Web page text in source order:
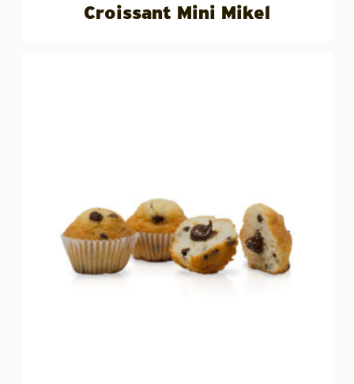
Croissant Mini Mikel